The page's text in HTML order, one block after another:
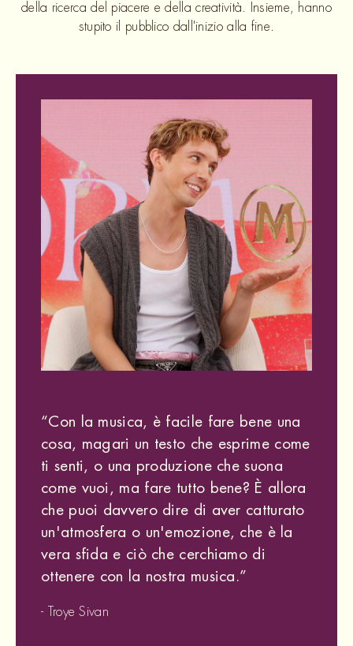
della ricerca del piacere e della creatività. Insieme, hanno
stupito il pubblico dall'inizio alla fine.
“Con la musica, è facile fare bene una
cosa, magari un testo che esprime come
ti senti, o una produzione che suona
come vuoi, ma fare tutto bene? È allora
che puoi davvero dire di aver catturato
un'atmosfera o un'emozione, che è la
vera sfida e ciò che cerchiamo di
ottenere con la nostra musica. ”
- Troye Sivan